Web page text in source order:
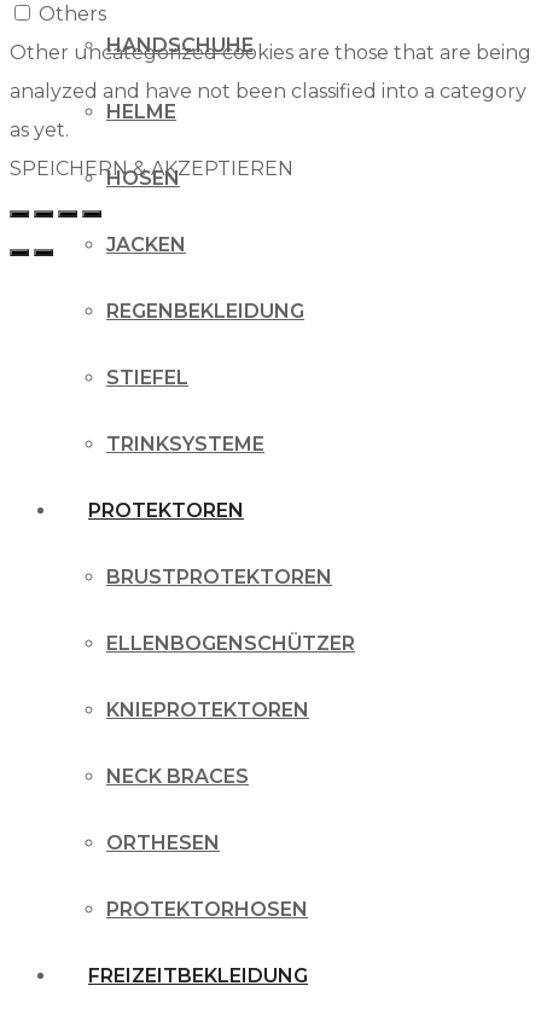
HANDSCHUHE
HELME
HOSEN
JACKEN
REGENBEKLEIDUNG
STIEFEL
TRINKSYSTEME
PROTEKTOREN
BRUSTPROTEKTOREN
ELLENBOGENSCHÜTZER
KNIEPROTEKTOREN
NECK BRACES
ORTHESEN
PROTEKTORHOSEN
FREIZEITBEKLEIDUNG
Others
Other uncategorized cookies are those that are being
analyzed and have not been classified into a category
as yet.
SPEICHERN & AKZEPTIEREN